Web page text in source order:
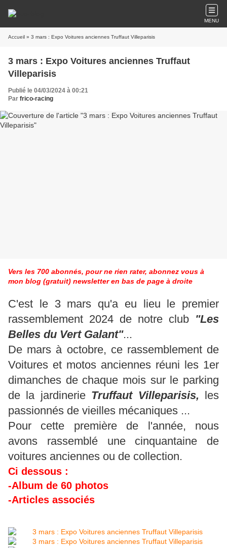
MENU
Accueil » 3 mars : Expo Voitures anciennes Truffaut Villeparisis
3 mars : Expo Voitures anciennes Truffaut
Villeparisis
Publié le 04/03/2024 à 00:21
Par frico-racing
Vers les 700 abonnés, pour ne rien rater, abonnez vous à
mon blog (gratuit) newsletter en bas de page à droite
C'est le 3 mars qu'a eu lieu le premier
rassemblement 2024 de notre club "Les
Belles du Vert Galant"...
De mars à octobre, ce rassemblement de
Voitures et motos anciennes réuni les 1er
dimanches de chaque mois sur le parking
de la jardinerie Truffaut Villeparisis, les
passionnés de vieilles mécaniques ...
Pour cette première de l'année, nous
avons rassemblé une cinquantaine de
voitures anciennes ou de collection.
Ci dessous :
-Album de 60 photos
-Articles associés